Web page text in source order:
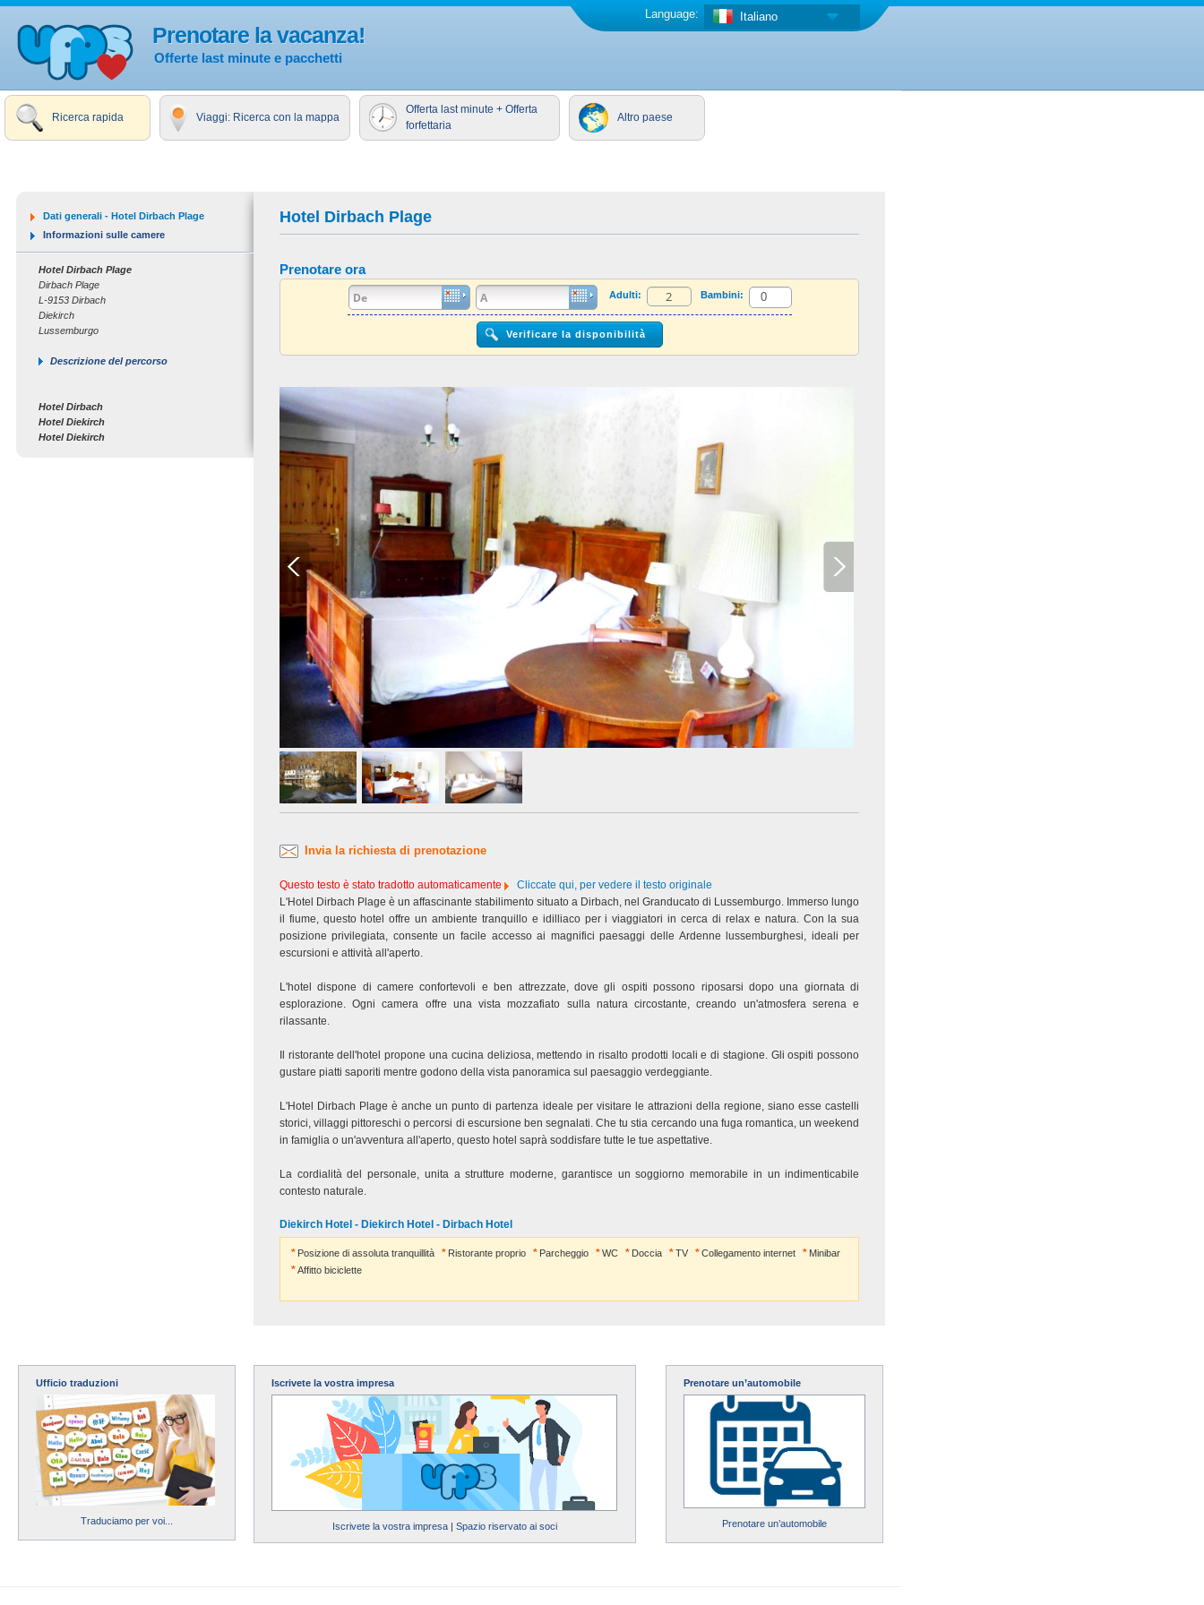
Prenotare la vacanza!
Offerte last minute e pacchetti
Italiano
Language:
Ricerca rapida Viaggi: Ricerca con la mappa
Offerta last minute + Offerta
forfettaria
Altro paese
Hotel Dirbach Plage
Prenotare ora
Adulti: Bambini:
Invia la richiesta di prenotazione
Questo testo è stato tradotto automaticamente
Cliccate qui, per vedere il testo originale
L'Hotel Dirbach Plage è un affascinante stabilimento situato a Dirbach, nel Granducato di Lussemburgo. Immerso lungo
il fiume, questo hotel offre un ambiente tranquillo e idilliaco per i viaggiatori in cerca di relax e natura. Con la sua
posizione privilegiata, consente un facile accesso ai magnifici paesaggi delle Ardenne lussemburghesi, ideali per
escursioni e attività all'aperto.
L'hotel dispone di camere confortevoli e ben attrezzate, dove gli ospiti possono riposarsi dopo una giornata di
esplorazione. Ogni camera offre una vista mozzafiato sulla natura circostante, creando un'atmosfera serena e
rilassante.
Il ristorante dell'hotel propone una cucina deliziosa, mettendo in risalto prodotti locali e di stagione. Gli ospiti possono
gustare piatti saporiti mentre godono della vista panoramica sul paesaggio verdeggiante.
L'Hotel Dirbach Plage è anche un punto di partenza ideale per visitare le attrazioni della regione, siano esse castelli
storici, villaggi pittoreschi o percorsi di escursione ben segnalati. Che tu stia cercando una fuga romantica, un weekend
in famiglia o un'avventura all'aperto, questo hotel saprà soddisfare tutte le tue aspettative.
La cordialità del personale, unita a strutture moderne, garantisce un soggiorno memorabile in un indimenticabile
contesto naturale.
Diekirch Hotel - Diekirch Hotel - Dirbach Hotel
Posizione di assoluta tranquillità Ristorante proprio Parcheggio WC Doccia TV Collegamento internet
Minibar
Affitto biciclette
Dati generali - Hotel Dirbach Plage
Informazioni sulle camere
Hotel Dirbach Plage
Dirbach Plage
L-9153 Dirbach
Diekirch
Lussemburgo
Descrizione del percorso
Hotel Dirbach
Hotel Diekirch
Hotel Diekirch
Ufficio traduzioni
Traduciamo per voi...
Iscrivete la vostra impresa
Iscrivete la vostra impresa| Spazio riservato ai soci
Prenotare un’automobile
Prenotare un’automobile